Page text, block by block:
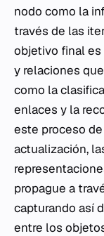
nodo como la
través de las
objetivo final
y relaciones
como la
enlaces y la
este proceso
actualización,
propague a
capturando así
entre los